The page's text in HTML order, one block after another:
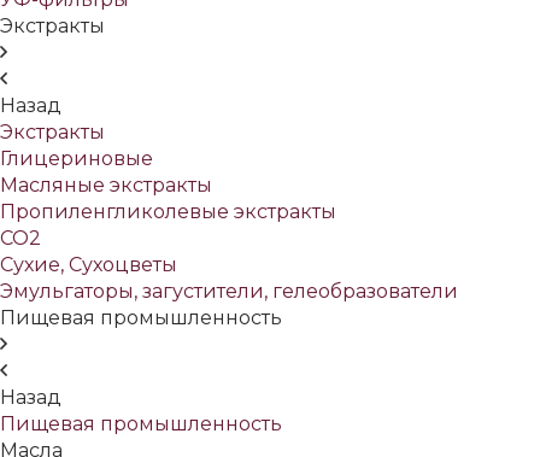
Экстракты
Назад
Экстракты
Глицериновые
Масляные экстракты
Пропиленгликолевые экстракты
СО2
Сухие, Сухоцветы
Эмульгаторы, загустители, гелеобразователи
Пищевая промышленность
Назад
Пищевая промышленность
Масла